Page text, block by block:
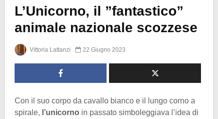
L’Unicorno, il ”fantastico”
animale nazionale scozzese
Vittoria Lattanzi 22 Giugno 2023
Con il suo corpo da cavallo bianco e il lungo corno a
spirale, l’unicorno in passato simboleggiava l’idea di